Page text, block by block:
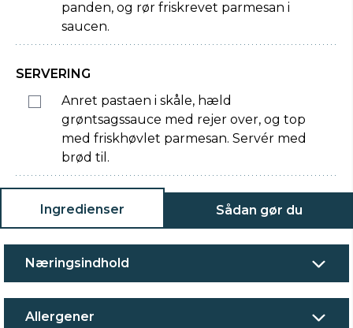
panden, og rør friskrevet parmesan i
saucen.
SERVERING
Anret pastaen i skåle, hæld
grøntsagssauce med rejer over, og top
med friskhøvlet parmesan. Servér med
brød til.
Ingredienser Sådan gør du
Næringsindhold
Allergener